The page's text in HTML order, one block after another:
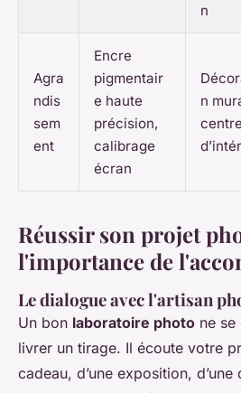
n
Agra
ndis
sem
ent
Encre
pigmentair
e haute
précision,
calibrage
écran
n
centre
Réussir son projet
l'importance de
Le dialogue avec l'artisan
Un bon laboratoire photo ne
livrer un tirage. Il écoute votre
cadeau, d’une exposition,